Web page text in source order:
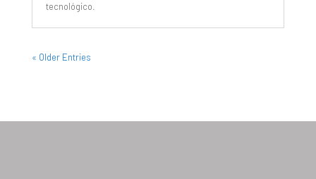
tecnológico.
« Older Entries